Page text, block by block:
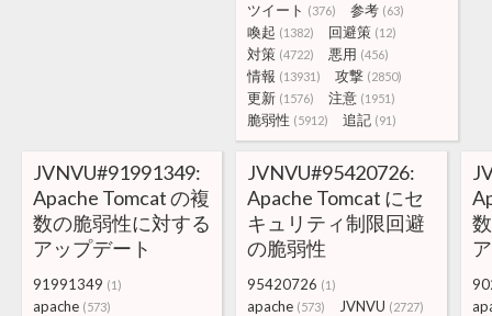
ツイート (376) 参考 (63)
喚起 (1382) 回避策 (12)
対策 (4722) 悪用 (456)
情報 (13931) 攻撃 (2850)
更新 (1576) 注意 (1951)
脆弱性 (5912) 追記 (91)
JVNVU#91991349:
Apache Tomcat の複
数の脆弱性に対する
アップデート
91991349 (1)
apache (573)
JVNVU#95420726:
Apache Tomcat にセ
キュリティ制限回避
の脆弱性
95420726 (1)
apache (573) JVNVU (2727)